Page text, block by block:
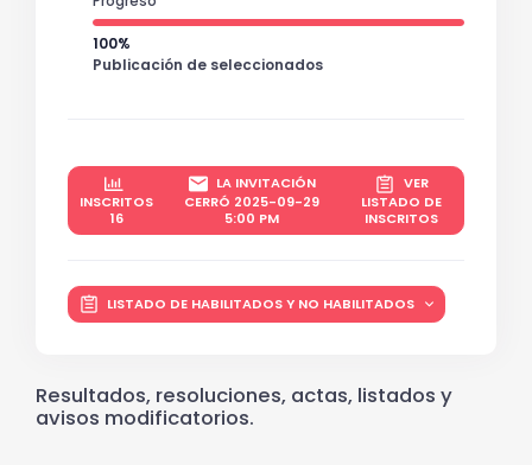
100%
Publicación de seleccionados
INSCRITOS
16
LA INVITACIÓN
CERRÓ 2025-09-29
5:00 PM
VER
LISTADO DE
INSCRITOS
LISTADO DE HABILITADOS Y NO HABILITADOS
Resultados, resoluciones, actas, listados y
avisos modificatorios.